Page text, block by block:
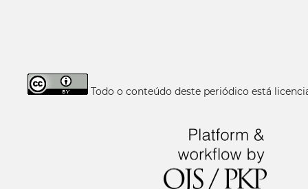
Todo o conteúdo deste periódico está